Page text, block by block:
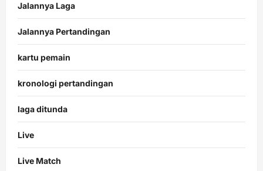
Jalannya Laga
Jalannya Pertandingan
kartu pemain
kronologi pertandingan
laga ditunda
Live
Live Match